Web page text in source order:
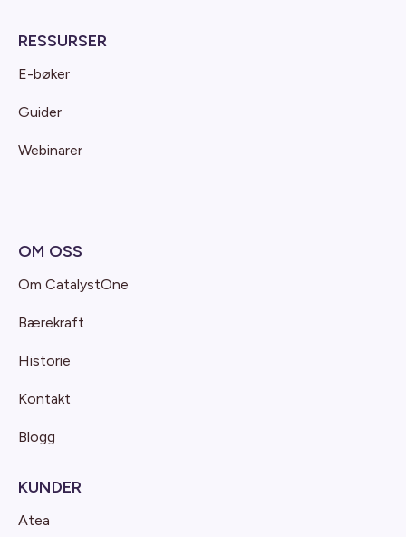
RESSURSER
E-bøker
Guider
Webinarer
OM OSS
Om CatalystOne
Bærekraft
Historie
Kontakt
Blogg
KUNDER
Atea